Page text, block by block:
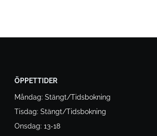
ÖPPETTIDER
Måndag: Stängt/Tidsbokning
Tisdag: Stängt/Tidsbokning
Onsdag: 13-18